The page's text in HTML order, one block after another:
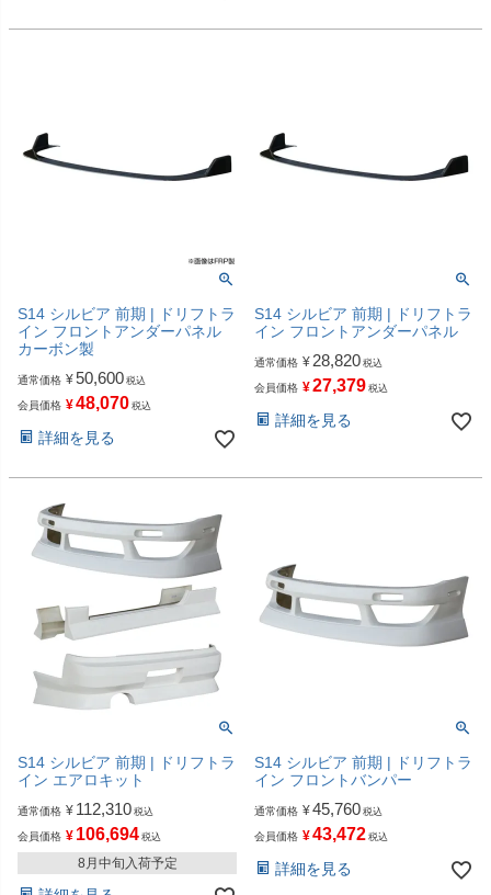
S14 シルビア 前期 | ドリフトラ
イン フロントアンダーパネル
カーボン製
通常価格 ¥50,600 税込
会員価格 ¥48,070 税込
詳細を見る
S14 シルビア 前期 | ドリフトラ
イン フロントアンダーパネル
通常価格 ¥ 28,820 税込
会員価格 ¥27,379 税込
詳細を見る
S14 シルビア 前期 | ドリフトラ
イン エアロキット
通常価格 ¥ 112,310 税込
会員価格 ¥ 106,694 税込
8月中旬入荷予定
S14 シルビア 前期 | ドリフトラ
イン フロントバンパー
通常価格 ¥45,760 税込
会員価格 ¥43,472 税込
詳細を見る